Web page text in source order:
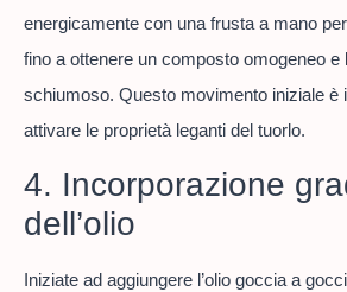
energicamente con una frusta a mano
fino a ottenere un composto omogeneo e
schiumoso. Questo movimento iniziale è
attivare le proprietà leganti del tuorlo.
4. Incorporazione
dell’olio
Iniziate ad aggiungere l’olio goccia a